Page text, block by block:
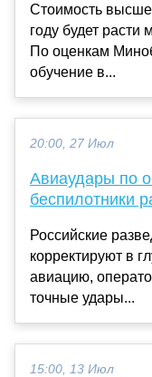
Стоимость
году будет
По оценкам
обучение в...
20:00, 27 Июл
Авиаудары по
беспилотники
Российские
корректируют в
авиацию,
точные удары...
15:00, 13 Июл